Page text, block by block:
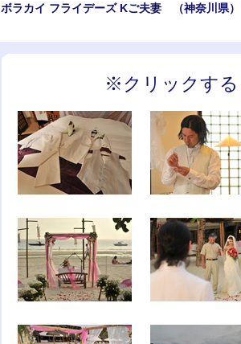
ボラカイ フライデーズ Kご夫妻 （神奈川県）
※クリックする